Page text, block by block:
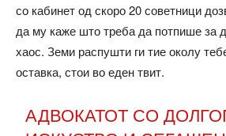
со кабинет од скоро 20 советници
да му каже што треба да потпише за
хаос. Земи распушти ги тие околу
оставка, стои во еден твит.
АДВОКАТОТ СО